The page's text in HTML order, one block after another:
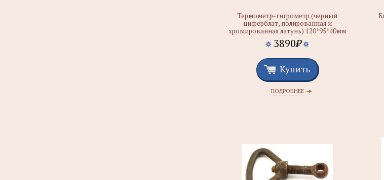
Термометр-гигрометр (черный
циферблат, полированная и
хромированная латунь) 120*95*40мм
3890₽
Купить
ПОДРОБНЕЕ